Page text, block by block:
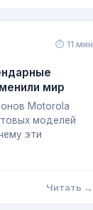
⏱ 11 мин
мир
Motorola
моделей
эти
Читать →